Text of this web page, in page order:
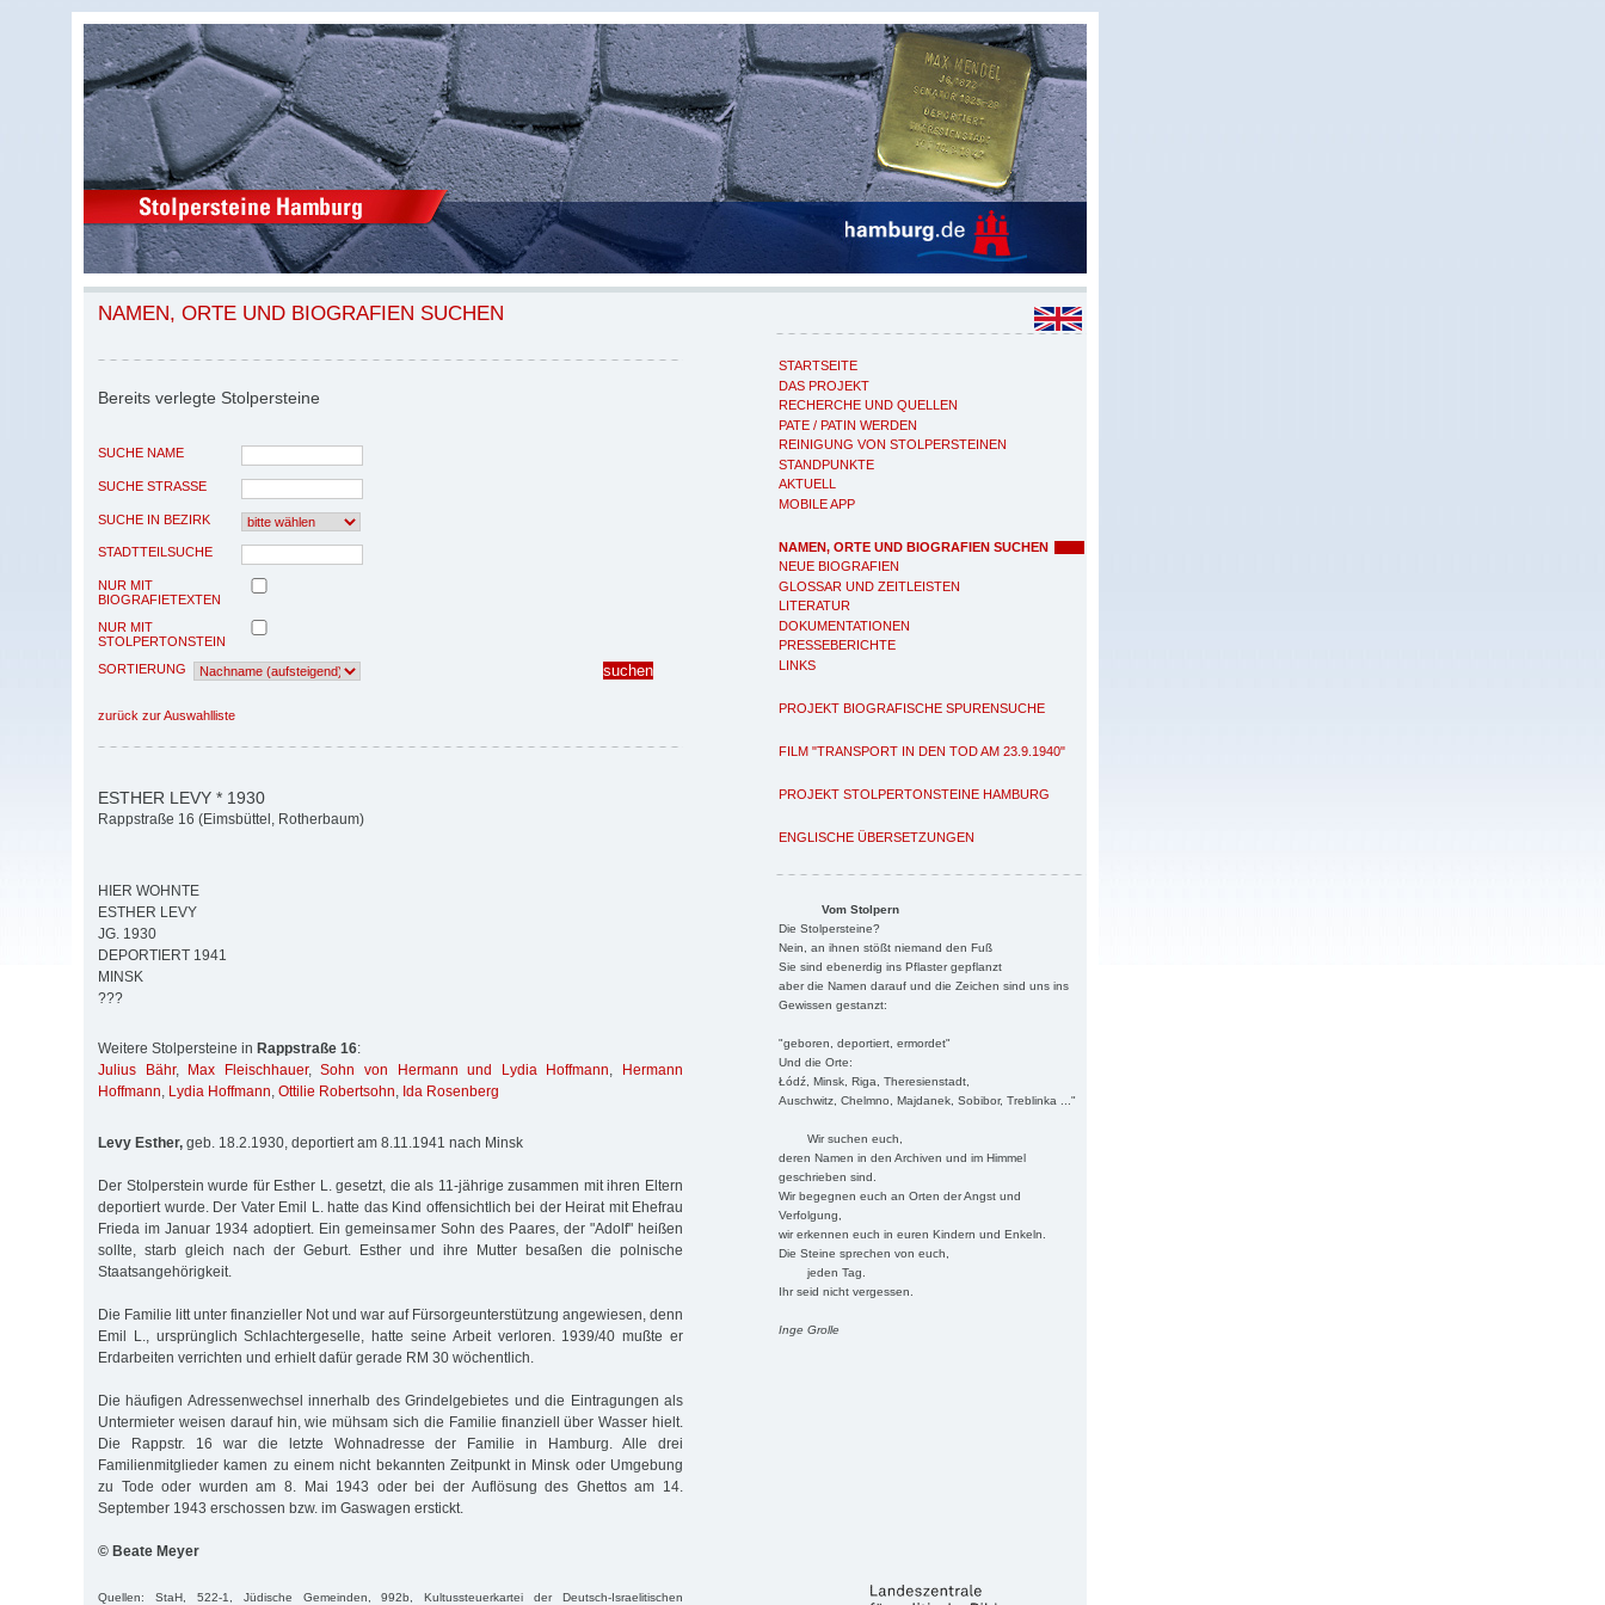
STARTSEITE
DAS PROJEKT
RECHERCHE UND QUELLEN
PATE / PATIN WERDEN
REINIGUNG VON STOLPERSTEINEN
STANDPUNKTE
AKTUELL
MOBILE APP
NAMEN, ORTE UND BIOGRAFIEN SUCHEN
NEUE BIOGRAFIEN
GLOSSAR UND ZEITLEISTEN
LITERATUR
DOKUMENTATIONEN
PRESSEBERICHTE
LINKS
PROJEKT BIOGRAFISCHE SPURENSUCHE
FILM "TRANSPORT IN DEN TOD AM 23.9.1940"
PROJEKT STOLPERTONSTEINE HAMBURG
ENGLISCHE ÜBERSETZUNGEN
Vom Stolpern
Die Stolpersteine?
Nein, an ihnen stößt niemand den Fuß
Sie sind ebenerdig ins Pflaster gepflanzt
aber die Namen darauf und die Zeichen sind uns ins
Gewissen gestanzt:
"geboren, deportiert, ermordet"
Und die Orte:
Łódź, Minsk, Riga, Theresienstadt,
Auschwitz, Chelmno, Majdanek, Sobibor, Treblinka ..."
Wir suchen euch,
deren Namen in den Archiven und im Himmel
geschrieben sind.
Wir begegnen euch an Orten der Angst und
Verfolgung,
wir erkennen euch in euren Kindern und Enkeln.
Die Steine sprechen von euch,
jeden Tag.
Ihr seid nicht vergessen.
Inge Grolle
NAMEN, ORTE UND BIOGRAFIEN SUCHEN
Bereits verlegte Stolpersteine
SUCHE NAME
SUCHE STRASSE
SUCHE IN BEZIRK
STADTTEILSUCHE
NUR MIT
BIOGRAFIETEXTEN
NUR MIT
STOLPERTONSTEIN
SORTIERUNG
zurück zur Auswahlliste
ESTHER LEVY * 1930
Rappstraße 16 (Eimsbüttel, Rotherbaum)
HIER WOHNTE
ESTHER LEVY
JG. 1930
DEPORTIERT 1941
MINSK
???
Weitere Stolpersteine in Rappstraße 16:
Julius Bähr, Max Fleischhauer,Sohn von Hermann und Lydia Hoffmann,
Hermann
Hoffmann, Lydia Hoffmann, Ottilie Robertsohn, Ida Rosenberg
Levy Esther, geb. 18.2.1930, deportiert am 8.11.1941 nach Minsk
Der Stolperstein wurde für Esther L. gesetzt, die als 11-jährige zusammen mit ihren Eltern
deportiert wurde. Der Vater Emil L. hatte das Kind offensichtlich bei der Heirat mit Ehefrau
Frieda im Januar 1934 adoptiert. Ein gemeinsamer Sohn des Paares, der "Adolf" heißen
sollte, starb gleich nach der Geburt. Esther und ihre Mutter besaßen die polnische
Staatsangehörigkeit.
Die Familie litt unter finanzieller Not und war auf Fürsorgeunterstützung angewiesen, denn
Emil L., ursprünglich Schlachtergeselle, hatte seine Arbeit verloren. 1939/40 mußte er
Erdarbeiten verrichten und erhielt dafür gerade RM 30 wöchentlich.
Die häufigen Adressenwechsel innerhalb des Grindelgebietes und die Eintragungen als
Untermieter weisen darauf hin, wie mühsam sich die Familie finanziell über Wasser hielt.
Die Rappstr. 16 war die letzte Wohnadresse der Familie in Hamburg. Alle drei
Familienmitglieder kamen zu einem nicht bekannten Zeitpunkt in Minsk oder Umgebung
zu Tode oder wurden am 8. Mai 1943 oder bei der Auflösung des Ghettos am 14.
September 1943 erschossen bzw. im Gaswagen erstickt.
© Beate Meyer
Quellen: StaH, 522-1, Jüdische Gemeinden, 992b, Kultussteuerkartei der Deutsch-Israelitischen